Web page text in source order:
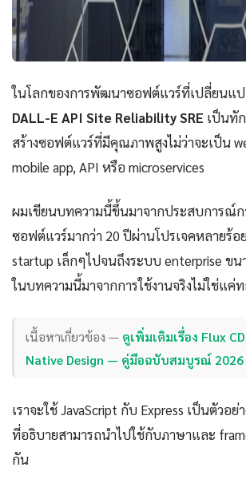
ในโลกของการพัฒนาซอฟต์แวร์ที่เปลี่ยนแป
DALL-E API Site Reliability SRE เป็นทั
สร้างซอฟต์แวร์ที่มีคุณภาพสูงไม่ว่าจะเป็น
mobile app, API หรือ microservices
ผมเขียนบทความนี้ขึ้นมาจากประสบการณ์
ซอฟต์แวร์มากว่า 20 ปีผ่านโปรเจคหลายร้อ
startup เล็กๆไปจนถึงระบบ enterprise ข
ในบทความนี้มาจากการใช้งานจริงไม่ใช่แค่
เนื้อหาเกี่ยวข้อง — ดูเพิ่มเติมเรื่อง Flux
Native Design — คู่มือฉบับสมบูรณ์ 2026
เราจะใช้ JavaScript กับ Express เป็นตัวอ
ที่อธิบายสามารถนำไปใช้กับภาษาและ
กัน